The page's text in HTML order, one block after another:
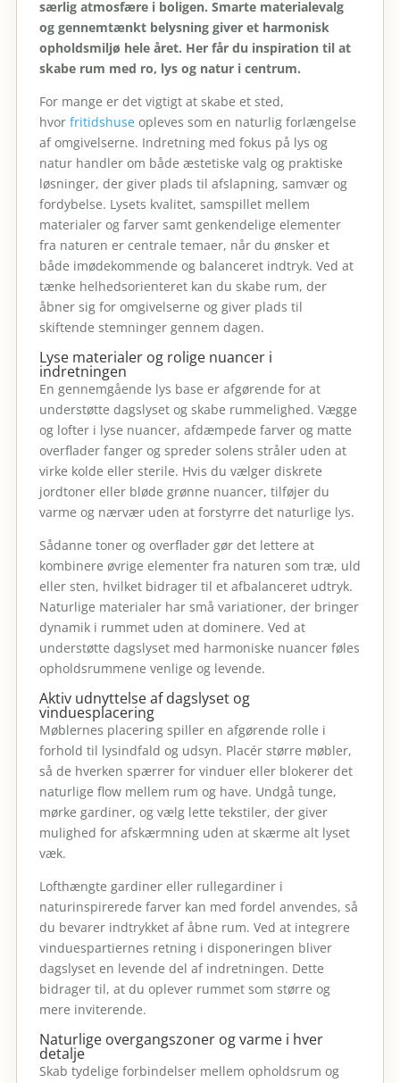
særlig atmosfære i boligen. Smarte materialevalg
og gennemtænkt belysning giver et harmonisk
opholdsmiljø hele året. Her får du inspiration til at
skabe rum med ro, lys og natur i centrum.
For mange er det vigtigt at skabe et sted,
hvor fritidshuseopleves som en naturlig forlængelse
af omgivelserne. Indretning med fokus på lys og
natur handler om både æstetiske valg og praktiske
løsninger, der giver plads til afslapning, samvær og
fordybelse. Lysets kvalitet, samspillet mellem
materialer og farver samt genkendelige elementer
fra naturen er centrale temaer, når du ønsker et
både imødekommende og balanceret indtryk. Ved at
tænke helhedsorienteret kan du skabe rum, der
åbner sig for omgivelserne og giver plads til
skiftende stemninger gennem dagen.
Lyse materialer og rolige nuancer i
indretningen
En gennemgående lys base er afgørende for at
understøtte dagslyset og skabe rummelighed. Vægge
og lofter i lyse nuancer, afdæmpede farver og matte
overflader fanger og spreder solens stråler uden at
virke kolde eller sterile. Hvis du vælger diskrete
jordtoner eller bløde grønne nuancer, tilføjer du
varme og nærvær uden at forstyrre det naturlige lys.
Sådanne toner og overflader gør det lettere at
kombinere øvrige elementer fra naturen som træ, uld
eller sten, hvilket bidrager til et afbalanceret udtryk.
Naturlige materialer har små variationer, der bringer
dynamik i rummet uden at dominere. Ved at
understøtte dagslyset med harmoniske nuancer føles
opholdsrummene venlige og levende.
Aktiv udnyttelse af dagslyset og
vinduesplacering
Møblernes placering spiller en afgørende rolle i
forhold til lysindfald og udsyn. Placér større møbler,
så de hverken spærrer for vinduer eller blokerer det
naturlige flow mellem rum og have. Undgå tunge,
mørke gardiner, og vælg lette tekstiler, der giver
mulighed for afskærmning uden at skærme alt lyset
væk.
Lofthængte gardiner eller rullegardiner i
naturinspirerede farver kan med fordel anvendes, så
du bevarer indtrykket af åbne rum. Ved at integrere
vinduespartiernes retning i disponeringen bliver
dagslyset en levende del af indretningen. Dette
bidrager til, at du oplever rummet som større og
mere inviterende.
Naturlige overgangszoner og varme i hver
detalje
Skab tydelige forbindelser mellem opholdsrum og